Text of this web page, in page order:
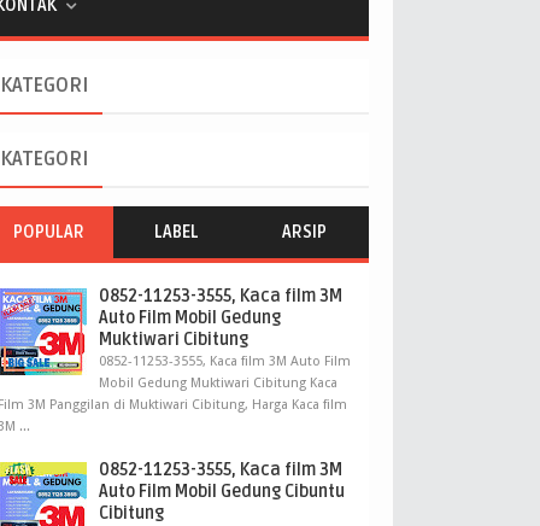
KATEGORI
KATEGORI
POPULAR LABEL ARSIP
0852-11253-3555, Kaca film 3M
Auto Film Mobil Gedung
Muktiwari Cibitung
0852-11253-3555, Kaca film 3M Auto Film
Mobil Gedung Muktiwari Cibitung Kaca
Film 3M Panggilan di Muktiwari Cibitung, Harga Kaca film
...
0852-11253-3555, Kaca film 3M
Auto Film Mobil Gedung Cibuntu
Cibitung